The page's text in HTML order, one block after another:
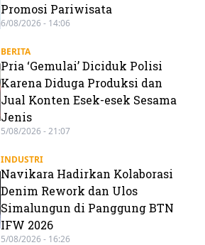
Promosi Pariwisata
6/08/2026 - 14:06
BERITA
Pria ‘Gemulai’ Diciduk Polisi
Karena Diduga Produksi dan
Jual Konten Esek-esek Sesama
Jenis
5/08/2026 - 21:07
INDUSTRI
Navikara Hadirkan Kolaborasi
Denim Rework dan Ulos
Simalungun di Panggung BTN
IFW 2026
5/08/2026 - 16:26